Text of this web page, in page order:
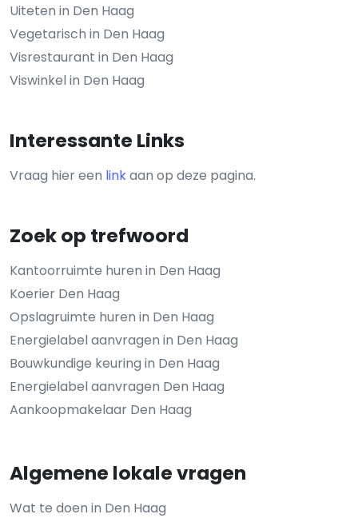
Uiteten in Den Haag
Vegetarisch in Den Haag
Visrestaurant in Den Haag
Viswinkel in Den Haag
Interessante Links
Vraag hier een linkaan op deze pagina.
Zoek op trefwoord
Kantoorruimte huren in Den Haag
Koerier Den Haag
Opslagruimte huren in Den Haag
Energielabel aanvragen in Den Haag
Bouwkundige keuring in Den Haag
Energielabel aanvragen Den Haag
Aankoopmakelaar Den Haag
Algemene lokale vragen
Wat te doen in Den Haag